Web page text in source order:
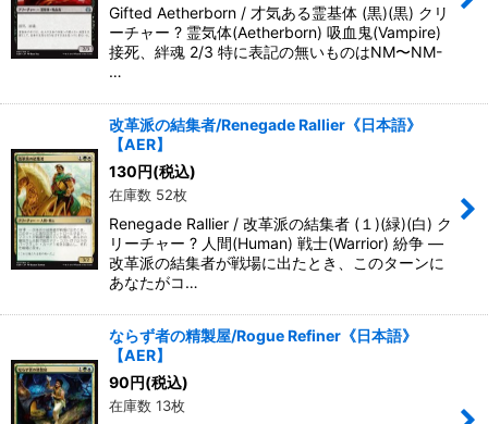
Gifted Aetherborn / 才気ある霊基体 (黒)(黒) クリ
ーチャー ? 霊気体(Aetherborn) 吸血鬼(Vampire)
接死、絆魂 2/3 特に表記の無いものはNM〜NM-
…
改革派の結集者/Renegade Rallier《日本語》
【AER】
130円(税込)
在庫数 52枚
Renegade Rallier / 改革派の結集者 (１)(緑)(白) ク
リーチャー ? 人間(Human) 戦士(Warrior) 紛争 ―
改革派の結集者が戦場に出たとき、このターンに
あなたがコ…
ならず者の精製屋/Rogue Refiner《日本語》
【AER】
90円(税込)
在庫数 13枚